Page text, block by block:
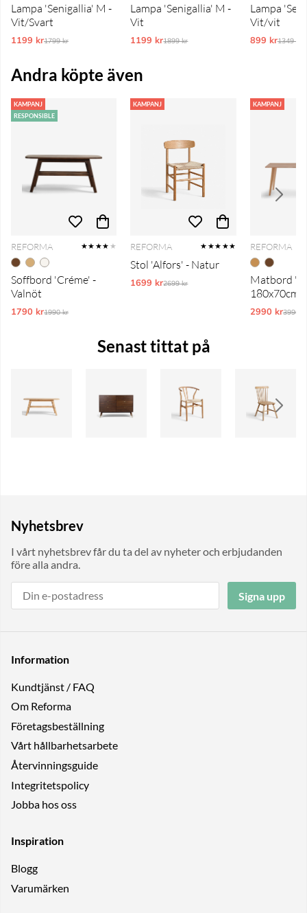
Lampa 'Senigallia' M -
Vit/Svart
1199 krOrdinarie pris:
1799 kr
Lampa 'Senigallia' M -
Vit
1199 krOrdinarie pris:
1899 kr
Lampa
Vit/vit
899 kr1349 kr
Andra köpte även
KAMPANJ
RESPONSIBLE
REFORMA ★★★★ ★
Soffbord 'Créme' -
Valnöt
1790 krOrdinarie pris:
1990 kr
KAMPANJ
REFORMA ★★★★★
Stol 'Alfors' - Natur
1699 krOrdinarie pris:
2699 kr
KAMPANJ
REFORMA
Matbord
180x70cm -
2990 kr3990 kr
Senast tittat på
Nyhetsbrev
I vårt nyhetsbrev får du ta del av nyheter och erbjudanden
före alla andra.
Signa upp
Information
Kundtjänst / FAQ
Om Reforma
Företagsbeställning
Vårt hållbarhetsarbete
Återvinningsguide
Integritetspolicy
Jobba hos oss
Inspiration
Blogg
Varumärken